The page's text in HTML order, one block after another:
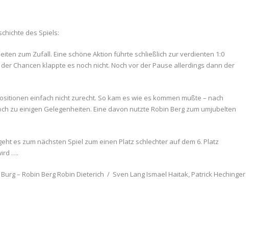
des Spiels:
zum Zufall. Eine schöne Aktion führte schließlich zur verdienten 1:0
Chancen klappte es noch nicht. Noch vor der Pause allerdings dann der
einfach nicht zurecht. So kam es wie es kommen mußte – nach
zu einigen Gelegenheiten. Eine davon nutzte Robin Berg zum umjubelten
es zum nächsten Spiel zum einen Platz schlechter auf dem 6. Platz
….
– Robin Berg Robin Dieterich / Sven Lang Ismael Haitak, Patrick Hechinger